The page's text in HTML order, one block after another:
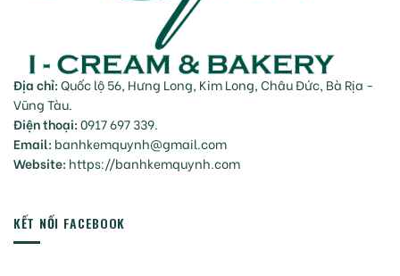
Địa chỉ:Quốc lộ 56, Hưng Long, Kim Long, Châu Đức, Bà Rịa -
Vũng Tàu.
Điện thoại:0917 697 339.
Email: banhkemquynh@gmail.com
Website: https://banhkemquynh.com
KẾT NỐI FACEBOOK